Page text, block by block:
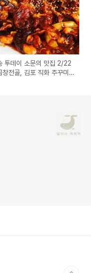
투데이 소문의 맛집 2/22
창전골, 김포 직화 주꾸미